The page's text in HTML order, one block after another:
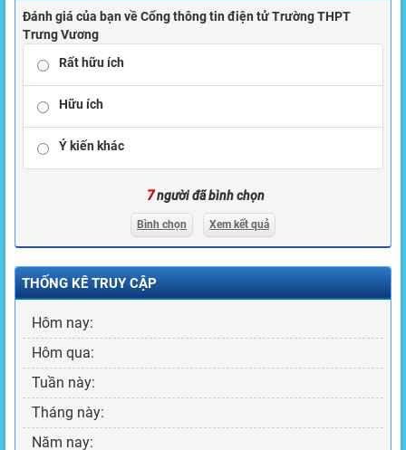
Đánh giá của bạn về Cổng thông tin điện tử Trường THPT
Trưng Vương
Rất hữu ích
Hữu ích
Ý kiến khác
7người đã bình chọn
Bình chọn Xem kết quả
THỐNG KÊ TRUY CẬP
Hôm nay:
Hôm qua:
Tuần này:
Tháng này:
Năm nay: